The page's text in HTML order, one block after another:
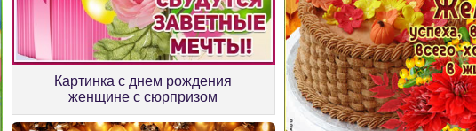
Картинка с днем рождения
женщине с сюрпризом